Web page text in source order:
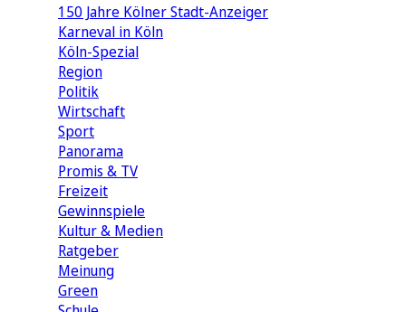
150 Jahre Kölner Stadt-Anzeiger
Karneval in Köln
Köln-Spezial
Region
Politik
Wirtschaft
Sport
Panorama
Promis & TV
Freizeit
Gewinnspiele
Kultur & Medien
Ratgeber
Meinung
Green